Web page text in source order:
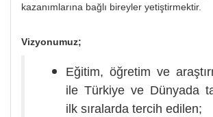
kazanımlarına bağlı bireyler yetiştirmektir.
Vizyonumuz;
Eğitim, öğretim ve
ile Türkiye ve Dünyada
ilk sıralarda tercih edilen;